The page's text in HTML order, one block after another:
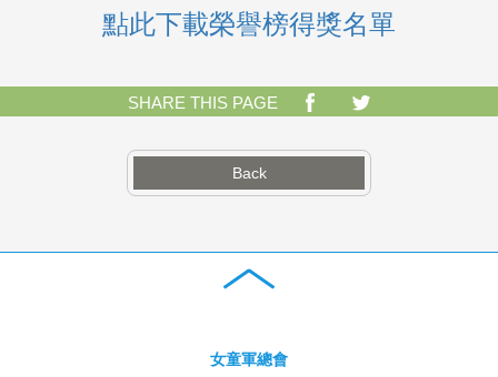
點此下載榮譽榜得獎名單
SHARE THIS PAGE
Back
女童軍總會